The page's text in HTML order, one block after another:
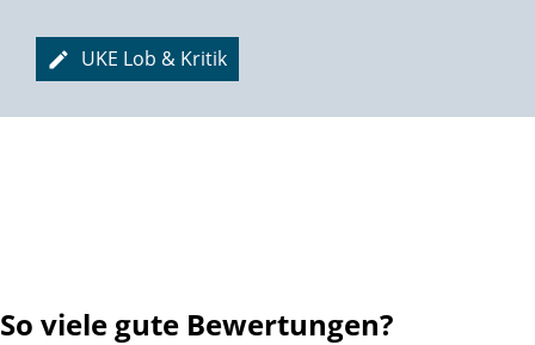
UKE Lob & Kritik
So viele gute Bewertungen?